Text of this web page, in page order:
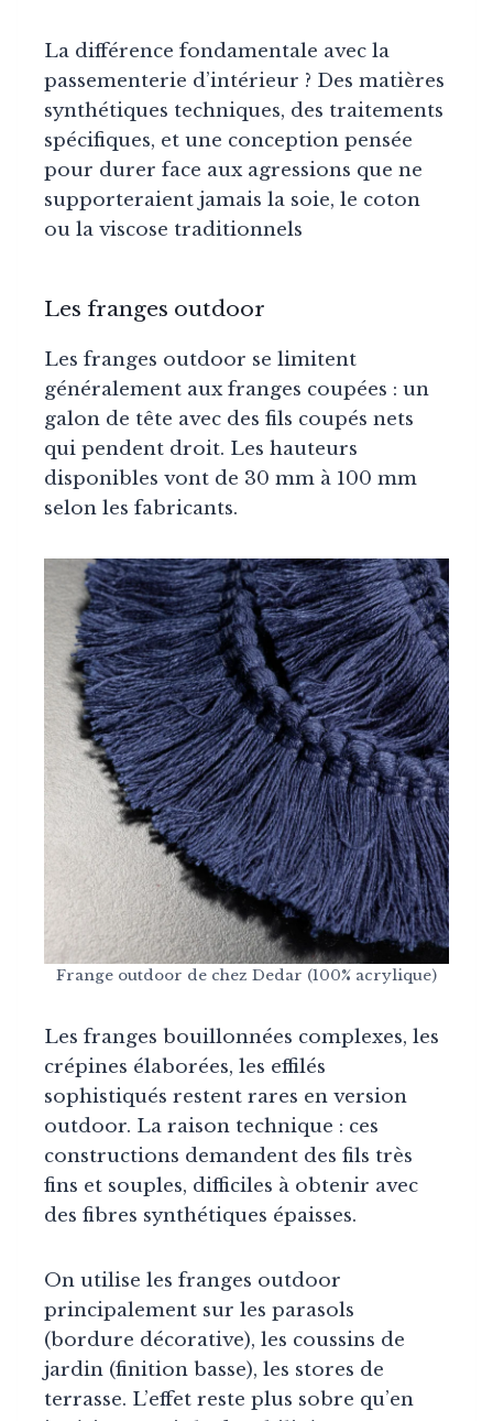
La différence fondamentale avec la
passementerie d’intérieur ? Des matières
synthétiques techniques, des traitements
spécifiques, et une conception pensée
pour durer face aux agressions que ne
supporteraient jamais la soie, le coton
ou la viscose traditionnels
Les franges outdoor
Les franges outdoor se limitent
généralement aux franges coupées : un
galon de tête avec des fils coupés nets
qui pendent droit. Les hauteurs
disponibles vont de 30 mm à 100 mm
selon les fabricants.
Frange outdoor de chez Dedar (100% acrylique)
Les franges bouillonnées complexes, les
crépines élaborées, les effilés
sophistiqués restent rares en version
outdoor. La raison technique : ces
constructions demandent des fils très
fins et souples, difficiles à obtenir avec
des fibres synthétiques épaisses.
On utilise les franges outdoor
principalement sur les parasols
(bordure décorative), les coussins de
jardin (finition basse), les stores de
terrasse. L’effet reste plus sobre qu’en